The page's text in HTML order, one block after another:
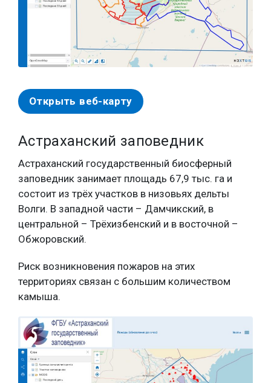
Открыть веб-карту
Астраханский заповедник
Астраханский государственный биосферный
заповедник занимает площадь 67,9 тыс. га и
состоит из трёх участков в низовьях дельты
Волги. В западной части – Дамчикский, в
центральной – Трёхизбенский и в восточной –
Обжоровский.
Риск возникновения пожаров на этих
территориях связан с большим количеством
камыша.